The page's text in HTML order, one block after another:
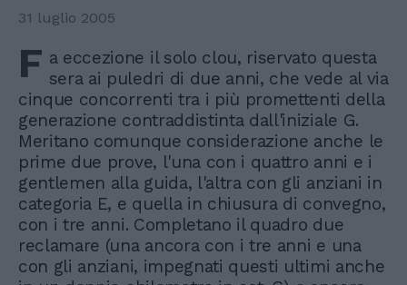
31 luglio 2005
F a eccezione il solo clou, riservato questa
sera ai puledri di due anni, che vede al via
cinque concorrenti tra i più promettenti della
generazione contraddistinta dall'iniziale G.
Meritano comunque considerazione anche le
prime due prove, l'una con i quattro anni e i
gentlemen alla guida, l'altra con gli anziani in
categoria E, e quella in chiusura di convegno,
con i tre anni. Completano il quadro due
reclamare (una ancora con i tre anni e una
con gli anziani, impegnati questi ultimi anche